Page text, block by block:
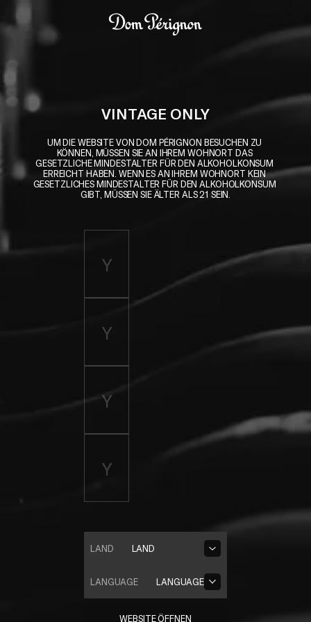
VINTAGE ONLY
UM DIE WEBSITE VON DOM PÉRIGNON BESUCHEN ZU
KÖNNEN, MÜSSEN SIE AN IHREM WOHNORT DAS
GESETZLICHE MINDESTALTER FÜR DEN ALKOHOLKONSUM
ERREICHT HABEN. WENN ES AN IHREM WOHNORT KEIN
GESETZLICHES MINDESTALTER FÜR DEN ALKOHOLKONSUM
GIBT, MÜSSEN SIE ÄLTER ALS 21 SEIN.
LAND
LAND
LANGUAGE
LANGUAGE
WEBSITE ÖFFNEN